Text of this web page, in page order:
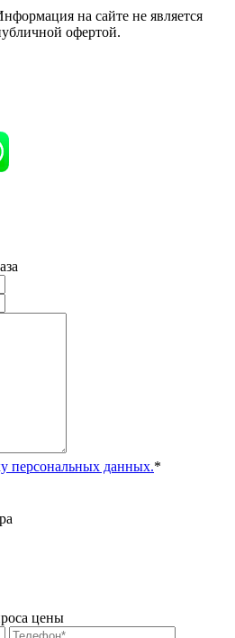
на сайте не является
офертой.
персональных данных.*
цены